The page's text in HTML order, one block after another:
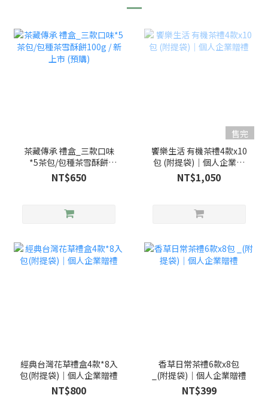
茶藏傳承 禮盒_三款口味
*5茶包/包種茶雪酥餅
100g / 新上市 (預購)
NT$650
售完
饗樂生活 有機茶禮4款x10
包 (附提袋)｜個人企業贈
禮
NT$1,050
經典台灣花草禮盒4款*8入
包(附提袋)｜個人企業贈禮
NT$800
香草日常茶禮6款x8包
_(附提袋)｜個人企業贈禮
NT$399